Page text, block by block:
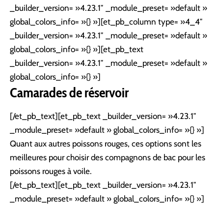
_builder_version= »4.23.1″ _module_preset= »default »
global_colors_info= »{} »][et_pb_column type= »4_4″
_builder_version= »4.23.1″ _module_preset= »default »
global_colors_info= »{} »][et_pb_text
_builder_version= »4.23.1″ _module_preset= »default »
global_colors_info= »{} »]
Camarades de réservoir
[/et_pb_text][et_pb_text _builder_version= »4.23.1″
_module_preset= »default » global_colors_info= »{} »]
Quant aux autres poissons rouges, ces options sont les
meilleures pour choisir des compagnons de bac pour les
poissons rouges à voile.
[/et_pb_text][et_pb_text _builder_version= »4.23.1″
_module_preset= »default » global_colors_info= »{} »]